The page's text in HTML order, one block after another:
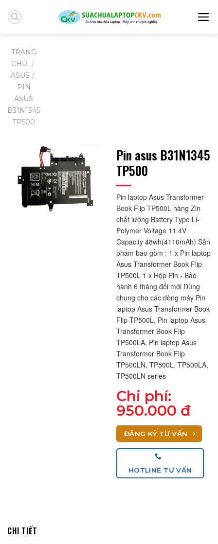
content
TRANG
CHỦ /
ASUS /
PIN
ASUS
B31N1345
TP500
Pin asus B31N1345
TP500
Pin laptop Asus Transformer
Book Flip TP500L hàng Zin
chất lượng Battery Type Li-
Polymer Voltage 11.4V
Capacity 48wh(4110mAh) Sản
phẩm bao gồm : 1 x Pin laptop
Asus Transformer Book Flip
TP500L 1 x Hộp Pin - Bảo
hành 6 tháng đổi mới Dùng
chung cho các dòng máy Pin
laptop Asus Transformer Book
Flip TP500L, Pin laptop Asus
Transformer Book Flip
TP500LA, Pin laptop Asus
Transformer Book Flip
TP500LN, TP500L, TP500LA,
TP500LN series
Chi phí:
950.000 đ
ĐĂNG KÝ TƯ VẤN
HOTLINE TƯ VẤN
CHI TIẾT